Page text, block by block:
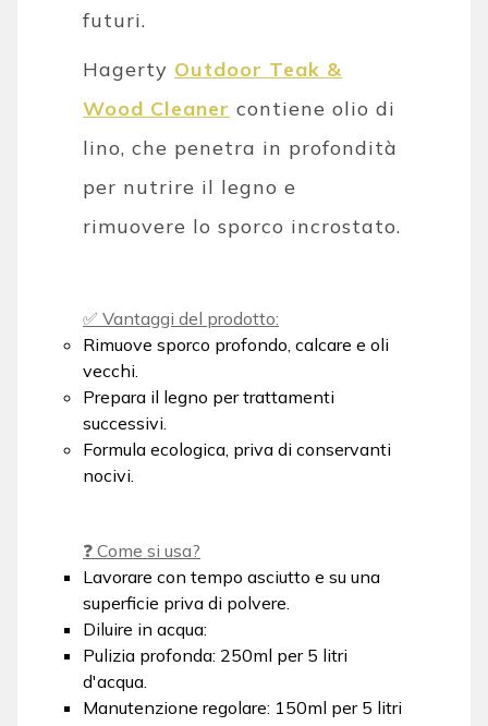
futuri.
Hagerty Outdoor Teak &
Wood Cleaner contiene olio di
lino, che penetra in profondità
per nutrire il legno e
rimuovere lo sporco incrostato.
✅ Vantaggi del prodotto:
Rimuove sporco profondo, calcare e oli
vecchi.
Prepara il legno per trattamenti
successivi.
Formula ecologica, priva di conservanti
nocivi.
❓ Come si usa?
Lavorare con tempo asciutto e su una
superficie priva di polvere.
Diluire in acqua:
Pulizia profonda: 250ml per 5 litri
d'acqua.
Manutenzione regolare: 150ml per 5 litri